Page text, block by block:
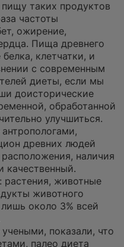
таких продуктов
частоты
ожирение,
Пища древнего
клетчатки, и
с современным
диеты, если мы
доисторические
обработанной
улучшиться.
древних людей
наличия
качественный.
растения, животные
животного
около 3% всей
показали, что
палео диета